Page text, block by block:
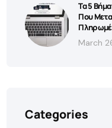
Τα 5
Που
March
Categories